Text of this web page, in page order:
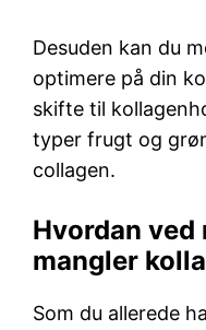
Desuden kan du
optimere på din
skifte til
typer frugt og
collagen.
Hvordan ved
mangler
Som du allerede